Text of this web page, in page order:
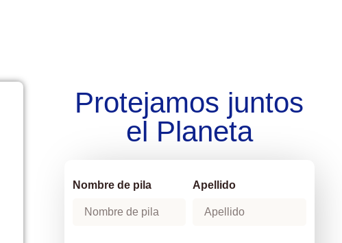
Protejamos juntos
el Planeta
Nombre de pila Apellido